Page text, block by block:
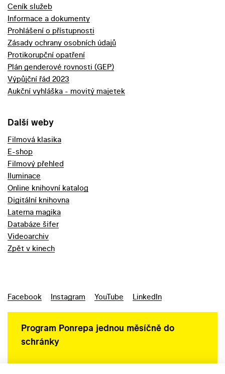
Ceník služeb
Informace a dokumenty
Prohlášení o přístupnosti
Zásady ochrany osobních údajů
Protikorupční opatření
Plán genderové rovnosti (GEP)
Výpůjční řád 2023
Aukční vyhláška - movitý majetek
Další weby
Filmová klasika
E-shop
Filmový přehled
Iluminace
Online knihovní katalog
Digitální knihovna
Laterna magika
Databáze šifer
Videoarchiv
Zpět v kinech
Facebook Instagram YouTube LinkedIn
Program Ponrepa jednou měsíčně do
schránky